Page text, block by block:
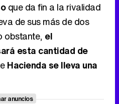
que da fin a la rivalidad
de sus más de dos
obstante, el
esta cantidad de
Hacienda se lleva una
anuncios